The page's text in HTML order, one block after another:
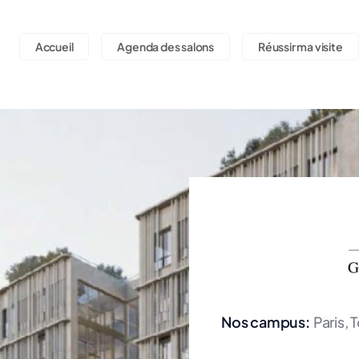
Accueil Agenda des salons Réussir ma visite
Nos campus: Paris,